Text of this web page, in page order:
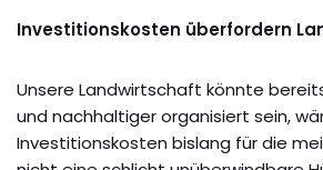
Investitionskosten überfordern
Unsere Landwirtschaft könnte
und nachhaltiger organisiert sein,
Investitionskosten bislang für die